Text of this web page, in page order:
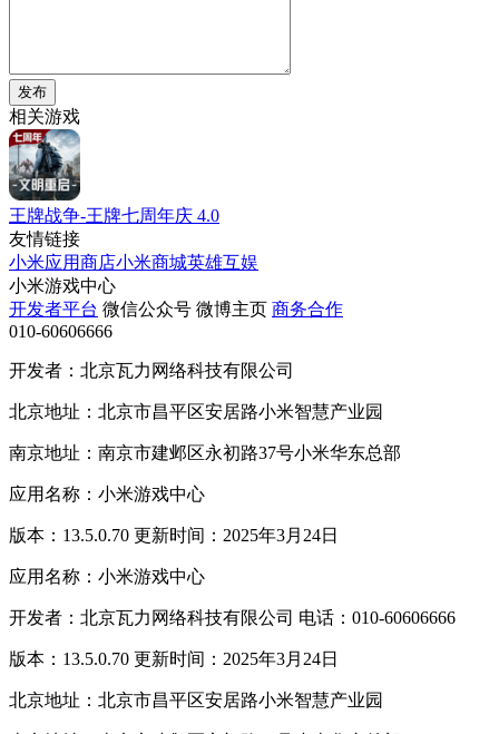
发布
相关游戏
王牌战争-王牌七周年庆 4.0
友情链接
小米应用商店小米商城英雄互娱
小米游戏中心
开发者平台 微信公众号 微博主页 商务合作
010-60606666
开发者：北京瓦力网络科技有限公司
北京地址：北京市昌平区安居路小米智慧产业园
南京地址：南京市建邺区永初路37号小米华东总部
应用名称：小米游戏中心
版本：13.5.0.70 更新时间：2025年3月24日
应用名称：小米游戏中心
开发者：北京瓦力网络科技有限公司 电话：010-60606666
版本：13.5.0.70 更新时间：2025年3月24日
北京地址：北京市昌平区安居路小米智慧产业园